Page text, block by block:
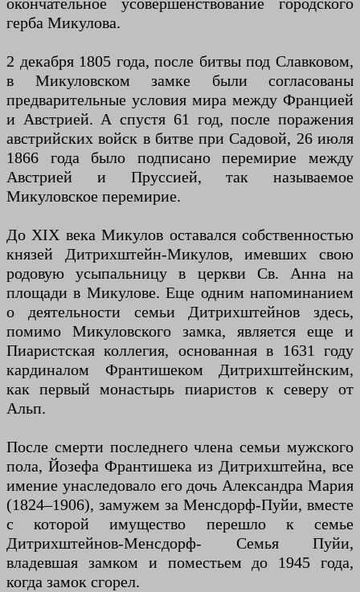
герба Микулова.
2 декабря 1805 года, после битвы под Славковом,
в Микуловском замке были согласованы
предварительные условия мира между Францией
и Австрией. А спустя 61 год, после поражения
австрийских войск в битве при Садовой, 26 июля
1866 года было подписано перемирие между
Австрией и Пруссией, так называемое
Микуловское перемирие.
До XIX века Микулов оставался собственностью
князей Дитрихштейн-Микулов, имевших свою
родовую усыпальницу в церкви Св. Анна на
площади в Микулове. Еще одним напоминанием
о деятельности семьи Дитрихштейнов здесь,
помимо Микуловского замка, является еще и
Пиаристская коллегия, основанная в 1631 году
кардиналом Франтишеком Дитрихштейнским,
как первый монастырь пиаристов к северу от
Альп.
После смерти последнего члена семьи мужского
пола, Йозефа Франтишека из Дитрихштейна, все
имение унаследовало его дочь Александра Мария
(1824–1906), замужем за Менсдорф-Пуйи, вместе
с которой имущество перешло к семье
Дитрихштейнов-Менсдорф- Семья Пуйи,
владевшая замком и поместьем до 1945 года,
когда замок сгорел.